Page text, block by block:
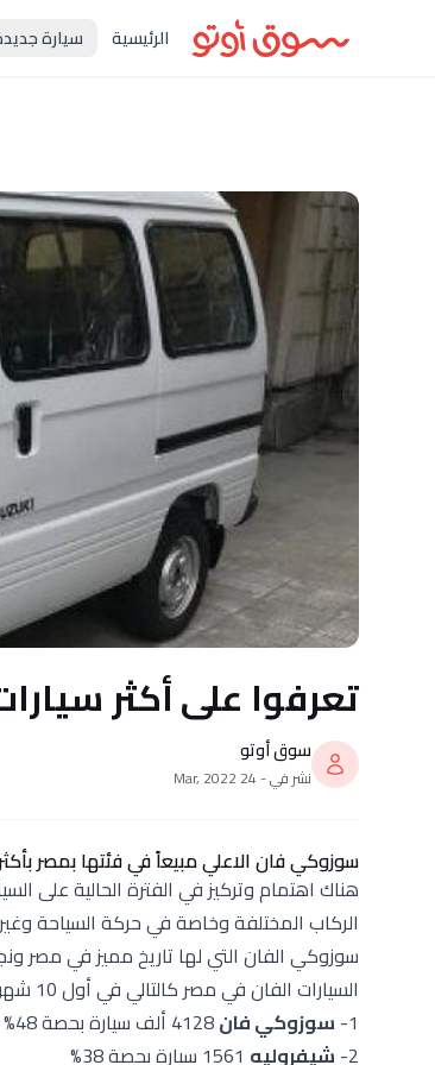
الرئيسية سيارة
تعرفوا على أكثر
سوق أوتو
نشر في - 24 Mar, 2022
سوزوكي فان الاعلي مبيعاً في فئتها بمصر بأكثر من 4000
هناك اهتمام وتركيز في الفترة الحالية على
الركاب المختلفة وخاصة في حركة السياحة
سوزوكي الفان التي لها تاريخ مميز في مصر
السيارات الفان في مصر كالتالي في أول 10 شهور من العام :
1- سوزوكي فان
2- شيفروليه